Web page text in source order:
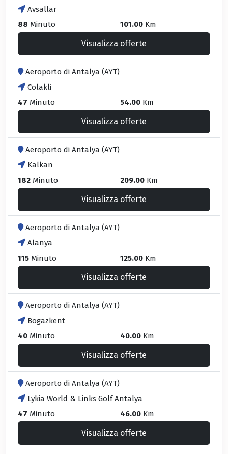
Avsallar
88 Minuto 101.00 Km
Visualizza offerte
Aeroporto di Antalya (AYT)
Colakli
47 Minuto 54.00 Km
Visualizza offerte
Aeroporto di Antalya (AYT)
Kalkan
182 Minuto 209.00 Km
Visualizza offerte
Aeroporto di Antalya (AYT)
Alanya
115 Minuto 125.00 Km
Visualizza offerte
Aeroporto di Antalya (AYT)
Bogazkent
40 Minuto 40.00 Km
Visualizza offerte
Aeroporto di Antalya (AYT)
Lykia World & Links Golf Antalya
47 Minuto 46.00 Km
Visualizza offerte